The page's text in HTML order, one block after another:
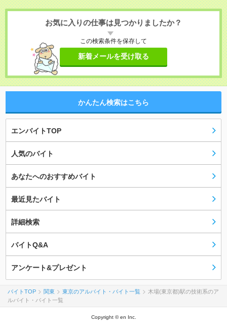
お気に入りの仕事は見つかりましたか？
この検索条件を保存して
新着メールを受け取る
かんたん検索はこちら
エンバイトTOP
人気のバイト
あなたへのおすすめバイト
最近見たバイト
詳細検索
バイトQ&A
アンケート&プレゼント
バイトTOP 関東 東京のアルバイト・バイト一覧
木場(東京都)駅の技術系のア
ルバイト・バイト一覧
Copyright © en Inc.